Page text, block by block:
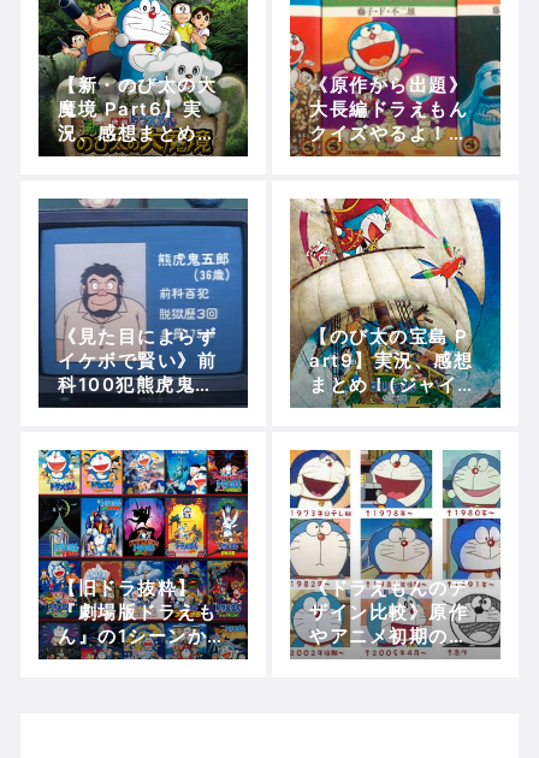
【新・のび太の大
魔境 Part6】実
況、感想まとめ！
(予言の「10人の
した巨神像)【5分
で映画ドラえも
《原作から出題》
大長編ドラえもん
クイズやるよ！！
範囲は『恐竜』、
『大魔境』！！
《見た目によらず
イケボで賢い》前
科100犯熊虎鬼五
郎、何やって捕ま
ね…？？
【のび太の宝島 P
art9】実況、感想
まとめ！(ジャイア
ン＆スネ夫の共闘
えたクイズ)【5分
で映画ドラえも
ん】
【旧ドラ抜粋】
『劇場版ドラえも
ん』の1シーンから
タイトル名当てて
《ドラえもんのデ
ザイン比較》原作
やアニメ初期の絵
もすこ！！！！！